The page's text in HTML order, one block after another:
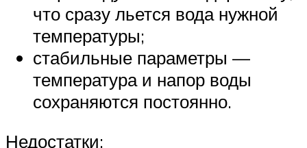
что сразу льется вода нужной
температуры;
стабильные параметры —
температура и напор воды
сохраняются постоянно.
Недостатки: